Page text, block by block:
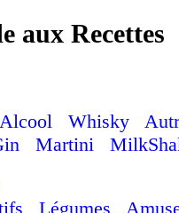
aux Recettes
Whisky
Martini
Légumes